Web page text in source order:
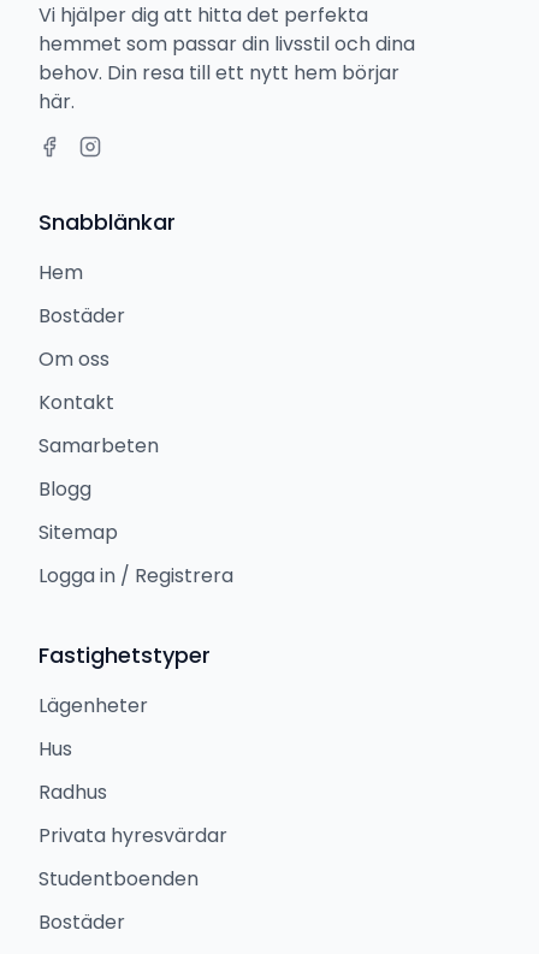
Vi hjälper dig att hitta det perfekta
hemmet som passar din livsstil och dina
behov. Din resa till ett nytt hem börjar
här.
Snabblänkar
Hem
Bostäder
Om oss
Kontakt
Samarbeten
Blogg
Sitemap
Logga in / Registrera
Fastighetstyper
Lägenheter
Hus
Radhus
Privata hyresvärdar
Studentboenden
Bostäder